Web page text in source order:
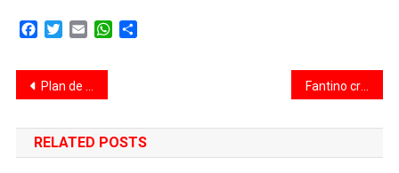
Facebook
TwitterEmail WhatsApp
Navegación
de
entradas
Plan de bacheo: trabajos y desvíos de colectivos previstos para esta semana Fantino cruzó a Javier Milei: “No uses la palabra esfuerzo porque no estás haciendo ninguno”
RELATED POSTS